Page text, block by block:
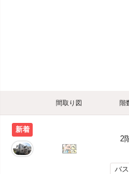
間取り図 階
新着
2
バ